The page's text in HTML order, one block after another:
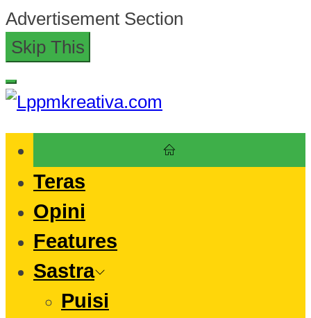
Skip
to
content
Advertisement Section
Skip This
Teras
Opini
Features
Sastra
Puisi